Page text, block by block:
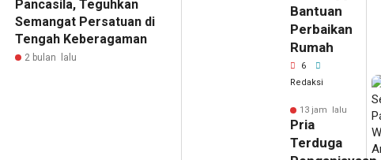
Pancasila, Teguhkan
Semangat Persatuan di
Tengah Keberagaman
2 bulan lalu
Bantuan
Perbaikan
Rumah
6
Redaksi
13 jam lalu
Pria
Terduga